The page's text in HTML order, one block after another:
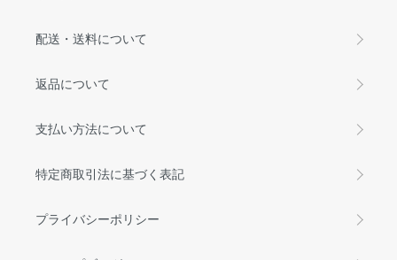
配送・送料について
返品について
支払い方法について
特定商取引法に基づく表記
プライバシーポリシー